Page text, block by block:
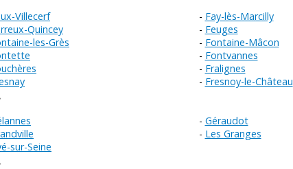
Villecerf Fay-lès-Marcilly
Quincey
Feuges
les-Grès
Fontaine-Mâcon
Fontvannes
Fralignes
Fresnoy-le-Château
Géraudot
Les Granges
sur-Seine